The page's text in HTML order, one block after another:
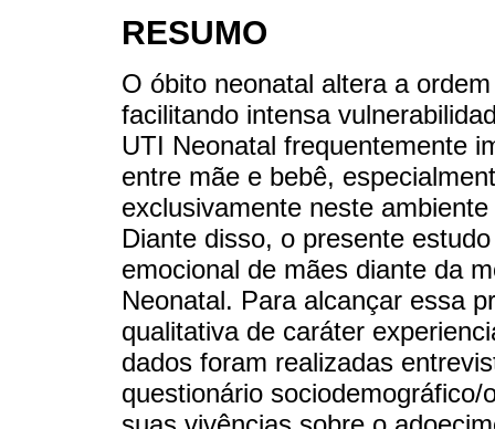
RESUMO
O óbito neonatal altera a
facilitando intensa
UTI Neonatal frequentemente
entre mãe e bebê,
exclusivamente neste
Diante disso, o presente
emocional de mães diante da
Neonatal. Para alcançar essa
qualitativa de caráter
dados foram realizadas
questionário